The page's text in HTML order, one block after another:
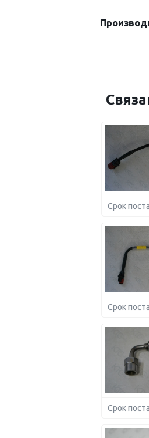
Срок
Срок
Срок